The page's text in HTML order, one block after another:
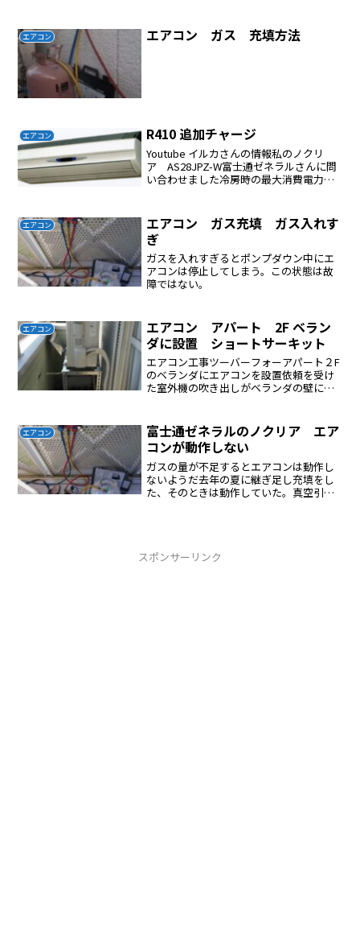
エアコン エアコン ガス 充填方法
エアコン R410 追加チャージ
Youtube イルカさんの情報私のノクリ
ア AS28JPZ-W富士通ゼネラルさんに問
い合わせました冷房時の最大消費電力
を下に示します。（R32もほぼ同等です
の...
エアコン
エアコン ガス充填 ガス入れす
ぎ
ガスを入れすぎるとポンプダウン中にエ
アコンは停止してしまう。この状態は故
障ではない。
エアコン
エアコン アパート 2F ベラン
ダに設置 ショートサーキット
エアコン工事ツーバーフォーアパート２F
のベランダにエアコンを設置依頼を受け
た室外機の吹き出しがベランダの壁にあ
い冷えがわるい、暖まりがわるい室外機
の設置場所により熱交換...
エアコン
富士通ゼネラルのノクリア エア
コンが動作しない
ガスの量が不足するとエアコンは動作し
ないようだ去年の夏に継ぎ足し充填をし
た、そのときは動作していた。真空引き
スポンサーリンク